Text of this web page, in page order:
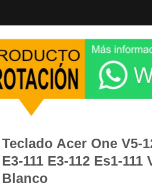
Teclado Acer One V5-
E3-111 E3-112 Es1-111
Blanco